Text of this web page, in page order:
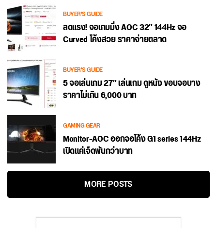
BUYER'S GUIDE
ลดแรง! จอเกมมิ่ง AOC 32″ 144Hz จอ
Curved โค้งสวย ราคาจ่ายตลาด
BUYER'S GUIDE
5 จอเล่นเกม 27″ เล่นเกม ดูหนัง ขอบจอบาง
ราคาไม่เกิน 6,000 บาท
GAMING GEAR
Monitor-AOC ออกจอโค้ง G1 series 144Hz
เปิดแค่เจ็ดพันกว่าบาท
MORE POSTS